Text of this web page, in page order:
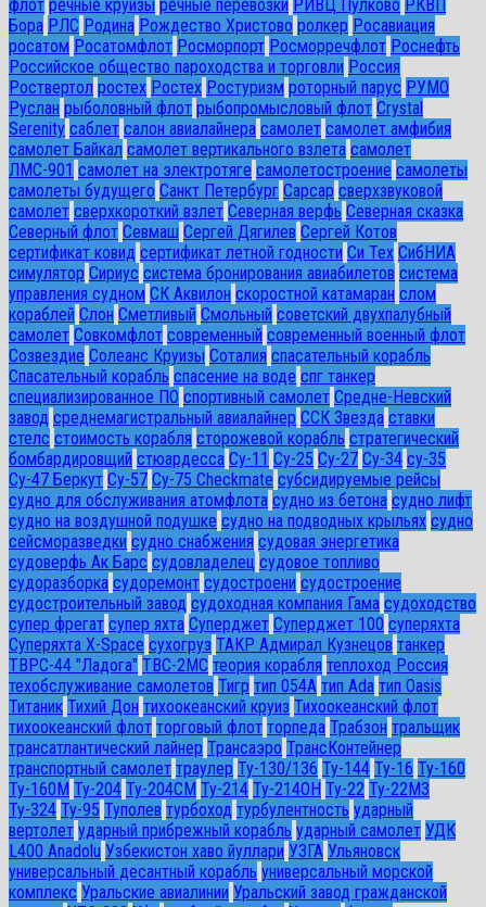
флот речные круизы речные перевозки РИВЦ Пулково РКВП
Бора РЛС Родина Рождество Христово ролкер Росавиация
росатом Росатомфлот Росморпорт Росморречфлот Роснефть
Российское общество пароходства и торговли Россия
Роствертол ростех Ростех Ростуризм роторный парус РУМО
Руслан рыболовный флот рыбопромысловый флот Сrystal
Serenity саблет салон авиалайнера самолет самолет амфибия
самолет Байкал самолет вертикального взлета самолет
ЛМС-901 самолет на электротяге самолетостроение самолеты
самолеты будущего Санкт Петербург Сарсар сверхзвуковой
самолет сверхкороткий взлет Северная верфь Северная сказка
Северный флот Севмаш Сергей Дягилев Сергей Котов
сертификат ковид сертификат летной годности Си Тех СибНИА
симулятор Сириус система бронирования авиабилетов система
управления судном СК Аквилон скоростной катамаран слом
кораблей Слон Сметливый Смольный советский двухпалубный
самолет Совкомфлот современный современный военный флот
Созвездие Солеанс Круизы Соталия спасательный корабль
Спасательный корабль спасение на воде спг танкер
специализированное ПО спортивный самолет Средне-Невский
завод среднемагистральный авиалайнер ССК Звезда ставки
стелс стоимость корабля сторожевой корабль стратегический
бомбардировщий стюардесса Су-11 Су-25 Су-27 Су-34 су-35
Су-47 Беркут Су-57 Су-75 Checkmate субсидируемые рейсы
судно для обслуживания атомфлота судно из бетона судно лифт
судно на воздушной подушке судно на подводных крыльях судно
сейсморазведки судно снабжения судовая энергетика
судоверфь Ак Барс судовладелец судовое топливо
судоразборка судоремонт судостроени судостроение
судостроительный завод судоходная компания Гама судоходство
супер фрегат супер яхта Суперджет Суперджет 100 суперяхта
Суперяхта X-Space сухогруз ТАКР Адмирал Кузнецов танкер
ТВРС-44 "Ладога" ТВС-2МС теория корабля теплоход Россия
техобслуживание самолетов Тигр тип 054А тип Ada тип Oasis
Титаник Тихий Дон тихоокеанский круиз Тихоокеанский флот
тихоокеанский флот торговый флот торпеда Трабзон тральщик
трансатлантический лайнер Трансаэро ТрансКонтейнер
транспортный самолет траулер Ту-130/136 Ту-144 Ту-16 Ту-160
Ту-160М Ту-204 Ту-204СМ Ту-214 Ту-214ОН Ту-22 Ту-22М3
Ту-324 Ту-95 Туполев турбоход турбулентность ударный
вертолет ударный прибрежный корабль ударный самолет УДК
L400 Anadolu Узбекистон хаво йуллари УЗГА Ульяновск
универсальный десантный корабль универсальный морской
комплекс Уральские авиалинии Уральский завод гражданской